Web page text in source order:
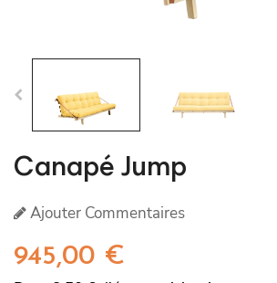
Canapé Jump
Ajouter Commentaires
945,00 €